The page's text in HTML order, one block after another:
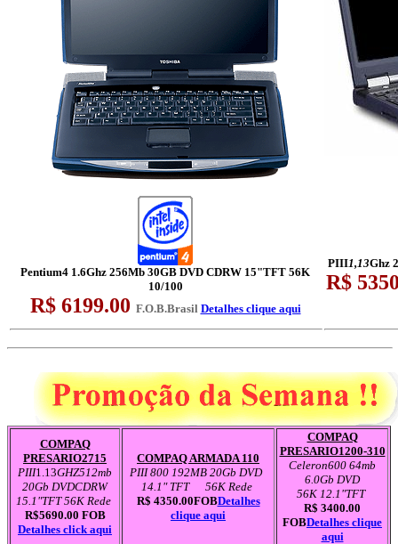
Pentium4 1.6Ghz 256Mb 30GB DVD CDRW 15"TFT 56K
10/100
R$ 6199.00 F.O.B.Brasil Detalhes clique aqui
PIII1,13Ghz
R$
COMPAQ
PRESARIO2715
PIII1.13GHZ512mb
20Gb DVDCDRW
15.1"TFT 56K Rede
R$5690.00 FOB
Detalhes click aqui
COMPAQ ARMADA 110
PIII 800 192MB 20Gb DVD
14.1" TFT 56K Rede
R$ 4350.00FOBDetalhes
clique aqui
COMPAQ
PRESARIO1200-310
Celeron600 64mb
6.0Gb DVD
56K 12.1"TFT
R$ 3400.00
FOBDetalhes clique
aqui